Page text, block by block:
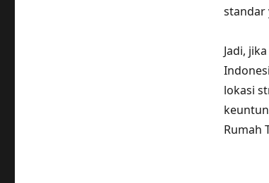
standar
Jadi,
lokasi
Rumah